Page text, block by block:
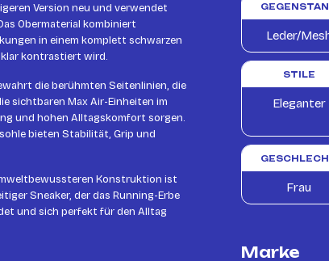
Version neu und verwendet
Obermaterial kombiniert
in einem komplett schwarzen
klar kontrastiert wird.
die berühmten Seitenlinien, die
sichtbaren Max Air-Einheiten im
und hohen Alltagskomfort sorgen.
bieten Stabilität, Grip und
Konstruktion ist
Sneaker, der das Running-Erbe
und sich perfekt für den Alltag
Leder/
STILE
Eleganter
Frau
Marke